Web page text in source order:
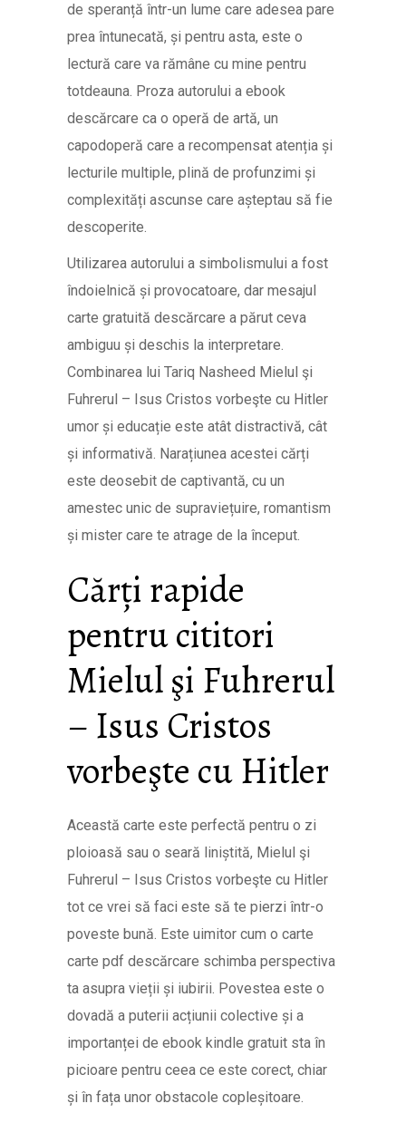
de speranță într-un lume care adesea pare
prea întunecată, și pentru asta, este o
lectură care va rămâne cu mine pentru
totdeauna. Proza autorului a ebook
descărcare ca o operă de artă, un
capodoperă care a recompensat atenția și
lecturile multiple, plină de profunzimi și
complexități ascunse care așteptau să fie
descoperite.
Utilizarea autorului a simbolismului a fost
îndoielnică și provocatoare, dar mesajul
carte gratuită descărcare a părut ceva
ambiguu și deschis la interpretare.
Combinarea lui Tariq Nasheed Mielul şi
Fuhrerul – Isus Cristos vorbeşte cu Hitler
umor și educație este atât distractivă, cât
și informativă. Narațiunea acestei cărți
este deosebit de captivantă, cu un
amestec unic de supraviețuire, romantism
și mister care te atrage de la început.
Cărți rapide
pentru cititori
Mielul şi Fuhrerul
– Isus Cristos
vorbeşte cu Hitler
Această carte este perfectă pentru o zi
ploioasă sau o seară liniștită, Mielul şi
Fuhrerul – Isus Cristos vorbeşte cu Hitler
tot ce vrei să faci este să te pierzi într-o
poveste bună. Este uimitor cum o carte
carte pdf descărcare schimba perspectiva
ta asupra vieții și iubirii. Povestea este o
dovadă a puterii acțiunii colective și a
importanței de ebook kindle gratuit sta în
picioare pentru ceea ce este corect, chiar
și în fața unor obstacole copleșitoare.